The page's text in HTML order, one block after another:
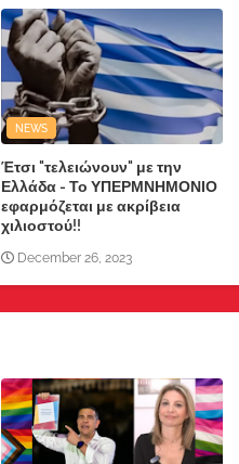
NEWS
Έτσι "τελειώνουν" με την
Ελλάδα - Το ΥΠΕΡΜΝΗΜΟΝΙΟ
εφαρμόζεται με ακρίβεια
χιλιοστού!!
December 26, 2023